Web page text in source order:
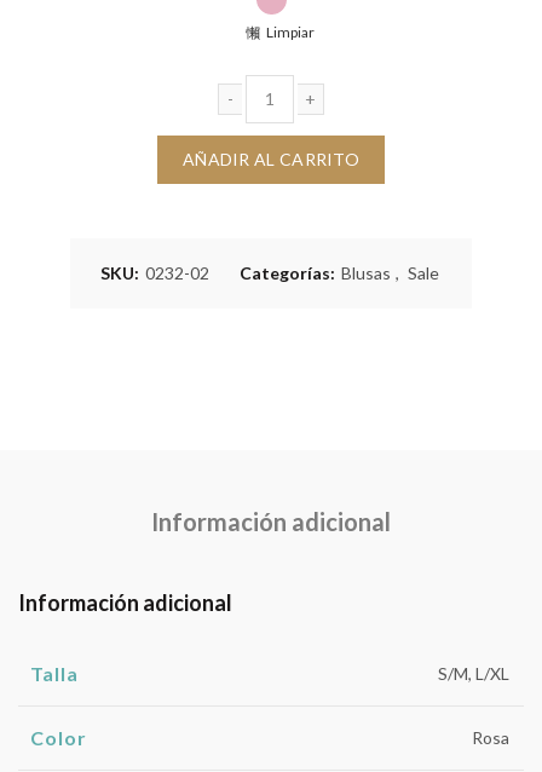
Limpiar
Blusa Zoe cantidad
AÑADIR AL CARRITO
SKU: 0232-02 Categorías: Blusas , Sale
Información adicional
Información adicional
Talla S/M, L/XL
Color Rosa